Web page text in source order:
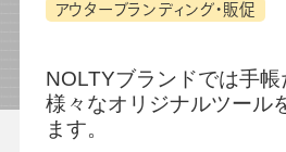
導入実績
セミナー
アウターブランディング・販促
NOLTYブランドでは手帳
様々なオリジナルツール
ます。